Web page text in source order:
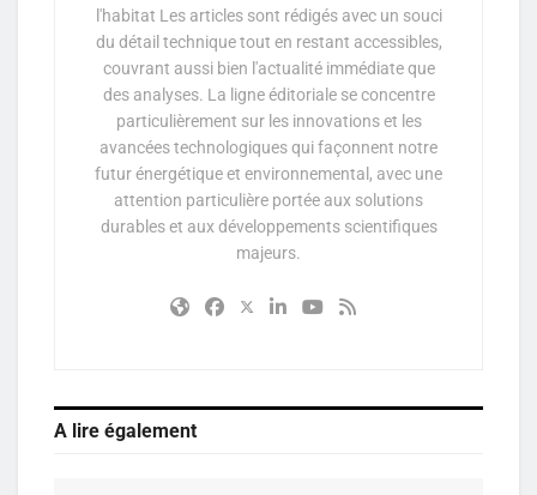
l'habitat Les articles sont rédigés avec un souci
du détail technique tout en restant accessibles,
couvrant aussi bien l'actualité immédiate que
des analyses. La ligne éditoriale se concentre
particulièrement sur les innovations et les
avancées technologiques qui façonnent notre
futur énergétique et environnemental, avec une
attention particulière portée aux solutions
durables et aux développements scientifiques
majeurs.
A lire également